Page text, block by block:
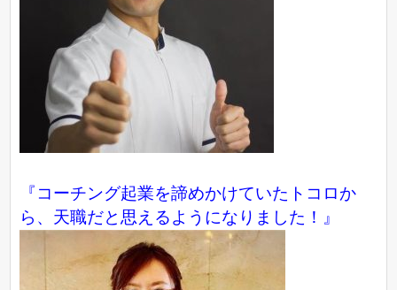
『コーチング起業を諦めかけていたトコロか
ら、天職だと思えるようになりました！』